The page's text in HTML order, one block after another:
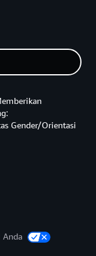
Gender/Orientasi
Anda